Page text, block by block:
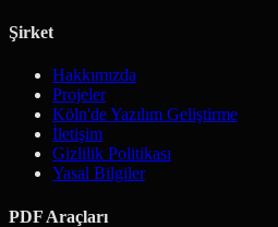
Şirket
Hakkımızda
Projeler
Köln'de Yazılım Geliştirme
İletişim
Gizlilik Politikası
Yasal Bilgiler
PDF Araçları